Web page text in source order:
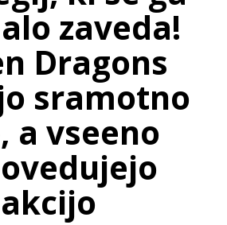
zaveda!
Dragons
sramotno
a vseeno
akcijo